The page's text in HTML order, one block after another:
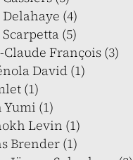
Delahaye (4)
(5)
Claude François (3)
David (1)
(1)
Yumi (1)
Levin (1)
Brender (1)